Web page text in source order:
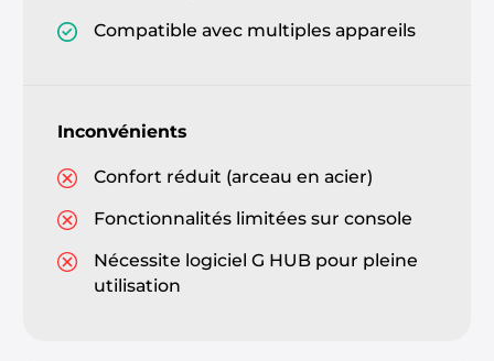
Compatible avec multiples appareils
Inconvénients
Confort réduit (arceau en acier)
Fonctionnalités limitées sur console
Nécessite logiciel G HUB pour pleine
utilisation